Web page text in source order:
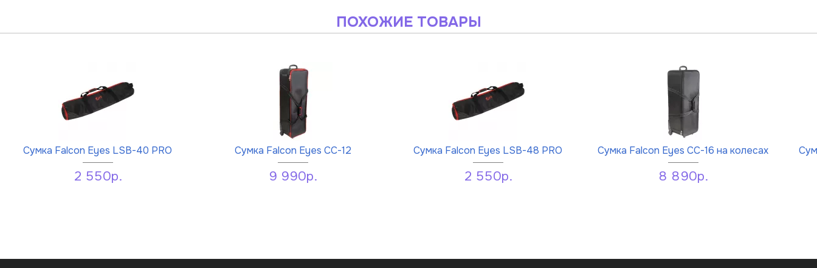
ПОХОЖИЕ ТОВАРЫ
Сумка Falcon Eyes LSB-40 PRO
2 550р.
Сумка Falcon Eyes СС-12
9 990р.
Сумка Falcon Eyes LSB-48 PRO
2 550р.
Сумка Falcon Eyes CC-16 на колесах
8 890р.